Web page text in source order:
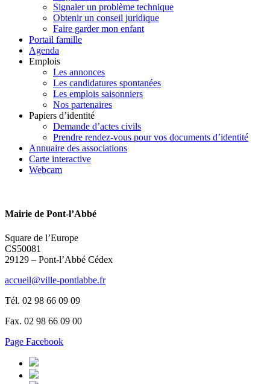
Signaler un problème technique
Obtenir un conseil juridique
Faire garder mon enfant
Portail famille
Agenda
Emplois
Les annonces
Les candidatures spontanées
Les emplois saisonniers
Nos partenaires
Papiers d’identité
Demande d’actes civils
Prendre rendez-vous pour vos documents d’identité
Annuaire des associations
Carte interactive
Webcam
Mairie de Pont-l’Abbé
Square de l’Europe
CS50081
29129 – Pont-l’Abbé Cédex
accueil@ville-pontlabbe.fr
Tél. 02 98 66 09 09
Fax. 02 98 66 09 00
Page Facebook